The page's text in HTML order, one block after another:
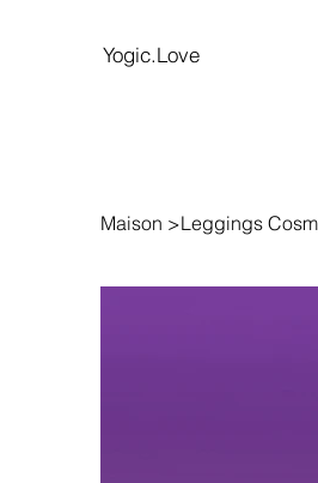
Yogic.Love
Maison >Leggings